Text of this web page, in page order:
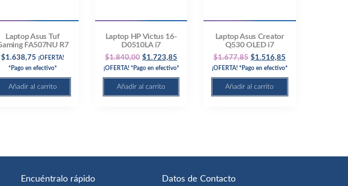
Laptop Asus Tuf
FA507NU R7
$1.638,75 ¡OFERTA!
*Pago en efectivo*
Añadir al carrito
Laptop HP Victus 16-
D0510LA i7
$1.840,00 Original
price
was:
$1.723,85
price
is:
¡OFERTA! *Pago en efectivo*
Añadir al carrito
Laptop Asus Creator
Q530 OLED i7
$1.677,85 Original
price
was:
$1.516,85
price
is:
¡OFERTA! *Pago en efectivo*
Añadir al carrito
Encuéntralo rápido Datos de Contacto